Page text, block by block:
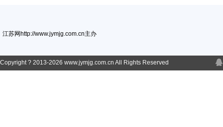
江苏网http://www.jymjg.com.cn主办
Copyright ? 2013-2026 www.jymjg.com.cn All Rights Reserved